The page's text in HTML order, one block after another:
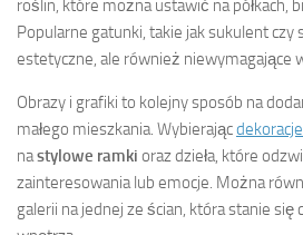
roślin, które można ustawić na półkach,
Popularne gatunki, takie jak sukulent czy
estetyczne, ale również niewymagające
Obrazy i grafiki to kolejny sposób na
małego mieszkania. Wybierając
nastylowe ramki oraz dzieła, które
zainteresowania lub emocje. Można
galerii na jednej ze ścian, która stanie